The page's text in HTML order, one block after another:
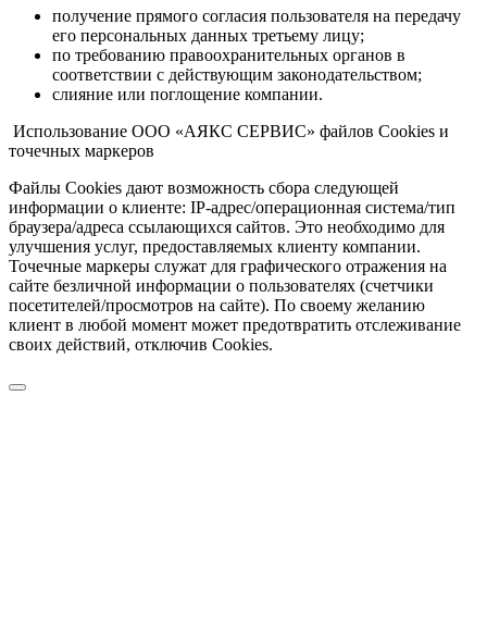
получение прямого согласия пользователя на передачу
его персональных данных третьему лицу;
по требованию правоохранительных органов в
соответствии с действующим законодательством;
слияние или поглощение компании.
Использование ООО «АЯКС СЕРВИС» файлов Cookies и
точечных маркеров
Файлы Cookies дают возможность сбора следующей
информации о клиенте: IP-адрес/операционная система/тип
браузера/адреса ссылающихся сайтов. Это необходимо для
улучшения услуг, предоставляемых клиенту компании.
Точечные маркеры служат для графического отражения на
сайте безличной информации о пользователях (счетчики
посетителей/просмотров на сайте). По своему желанию
клиент в любой момент может предотвратить отслеживание
своих действий, отключив Cookies.